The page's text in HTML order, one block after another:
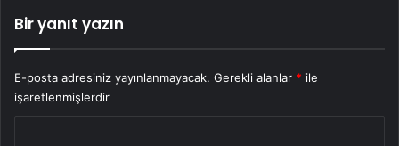
Bir yanıt yazın
E-posta adresiniz yayınlanmayacak. Gerekli alanlar * ile
işaretlenmişlerdir